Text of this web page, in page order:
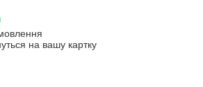
на вашу картку